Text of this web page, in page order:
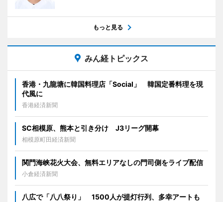
もっと見る
みん経トピックス
香港・九龍塘に韓国料理店「Social」 韓国定番料理を現
代風に
香港経済新聞
SC相模原、熊本と引き分け J3リーグ開幕
相模原町田経済新聞
関門海峡花火大会、無料エリアなしの門司側をライブ配信
小倉経済新聞
八広で「八八祭り」 1500人が提灯行列、多幸アートも